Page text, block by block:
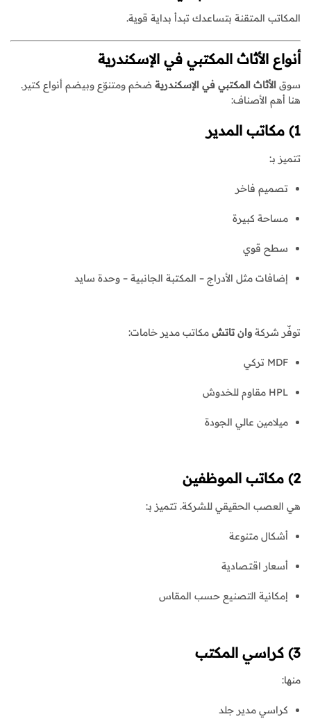
المكاتب المتقنة بتساعدك تبدأ بداية قوية.
أنواع الأثاث المكتبي في الإسكندرية
سوقالأثاث المكتبي في الإسكندريةضخم ومتنوّع وبيضم أنواع كتير.
هنا أهم الأصناف:
1) مكاتب المدير
تتميز بـ:
تصميم فاخر
مساحة كبيرة
سطح قوي
إضافات مثل الأدراج – المكتبة الجانبية – وحدة سايد
توفّر شركةوان تاتشمكاتب مدير خامات:
MDF تركي
HPL مقاوم للخدوش
ميلامين عالي الجودة
2) مكاتب الموظفين
هي العصب الحقيقي للشركة. تتميز بـ:
أشكال متنوعة
أسعار اقتصادية
إمكانية التصنيع حسب المقاس
3) كراسي المكتب
منها:
كراسي مدير جلد